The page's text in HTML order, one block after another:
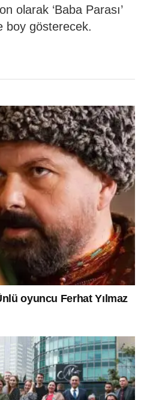
olarak ‘Baba Parası’
boy gösterecek.
oyuncu Ferhat Yılmaz